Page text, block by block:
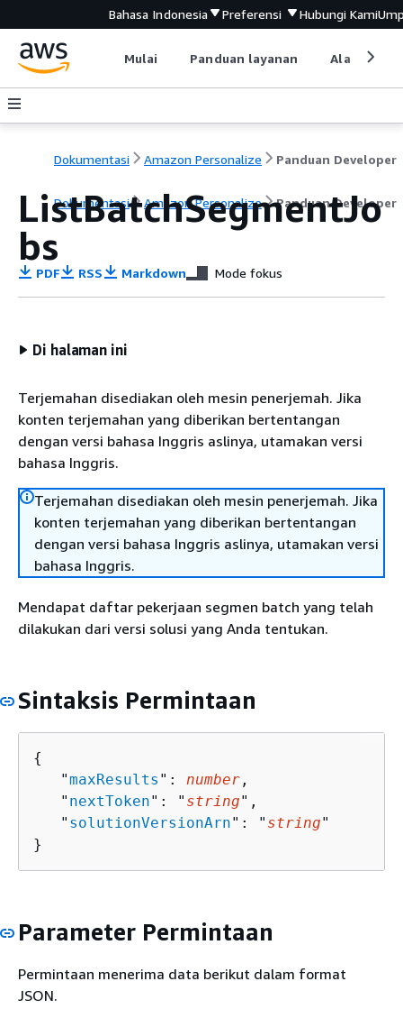
Bahasa Indonesia Preferensi Hubungi Kami
Mulai Panduan layanan Alat
Dokumentasi Amazon Personalize Panduan Developer
Dokumentasi Amazon Personalize Panduan Developer
ListBatchSegmentJo
bs
PDF RSS Markdown Mode fokus
Di halaman ini
Terjemahan disediakan oleh mesin penerjemah. Jika
konten terjemahan yang diberikan bertentangan
dengan versi bahasa Inggris aslinya, utamakan versi
bahasa Inggris.
Terjemahan disediakan oleh mesin penerjemah. Jika
konten terjemahan yang diberikan bertentangan
dengan versi bahasa Inggris aslinya, utamakan versi
bahasa Inggris.
Mendapat daftar pekerjaan segmen batch yang telah
dilakukan dari versi solusi yang Anda tentukan.
Sintaksis Permintaan
{
   "
maxResults ": number ,
   "
nextToken": " string",
   "
solutionVersionArn": " string"
}
Parameter Permintaan
Permintaan menerima data berikut dalam format
JSON.